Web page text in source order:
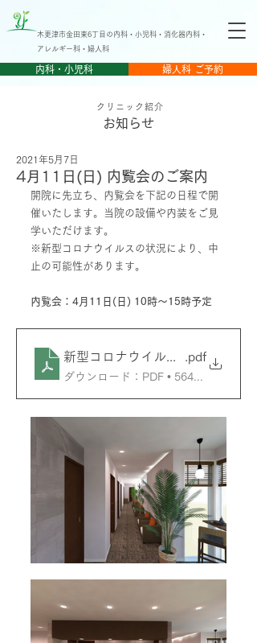
木更津市金田東6丁目の内科・小児科・消化器内科・
アレルギー科・婦人科
内科・小児科 婦人科 ご予約
​お知らせ
クリニック紹介
4月11日(日) 内覧会のご案内
2021年5月7日
開院に先立ち、内覧会を下記の日程で開
催いたします。当院の設備や内装をご見
学いただけます。
※新型コロナウイルスの状況により、中
止の可能性があります。
内覧会：4月11日(日) 10時～15時予定
新型コロナウイルスの対応につい
.pdf
ダウンロード：PDF • 564KB